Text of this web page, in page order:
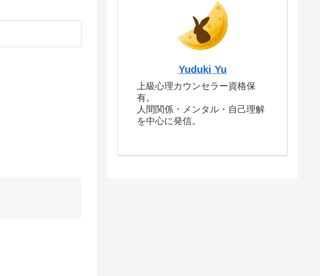
Yuduki Yu
上級心理カウンセラー資格保
有。
人間関係・メンタル・自己理解
を中心に発信。